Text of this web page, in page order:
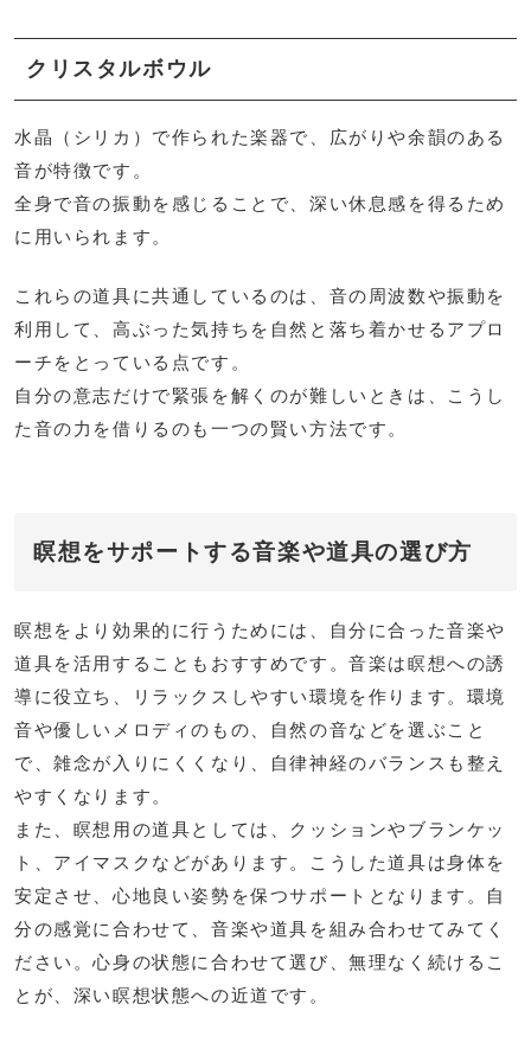
クリスタルボウル
水晶（シリカ）で作られた楽器で、広がりや余韻のある
音が特徴です。
全身で音の振動を感じることで、深い休息感を得るため
に用いられます。
これらの道具に共通しているのは、音の周波数や振動を
利用して、高ぶった気持ちを自然と落ち着かせるアプロ
ーチをとっている点です。
自分の意志だけで緊張を解くのが難しいときは、こうし
た音の力を借りるのも一つの賢い方法です。
瞑想をサポートする音楽や道具の選び方
瞑想をより効果的に行うためには、自分に合った音楽や
道具を活用することもおすすめです。音楽は瞑想への誘
導に役立ち、リラックスしやすい環境を作ります。環境
音や優しいメロディのもの、自然の音などを選ぶこと
で、雑念が入りにくくなり、自律神経のバランスも整え
やすくなります。
また、瞑想用の道具としては、クッションやブランケッ
ト、アイマスクなどがあります。こうした道具は身体を
安定させ、心地良い姿勢を保つサポートとなります。自
分の感覚に合わせて、音楽や道具を組み合わせてみてく
ださい。心身の状態に合わせて選び、無理なく続けるこ
とが、深い瞑想状態への近道です。